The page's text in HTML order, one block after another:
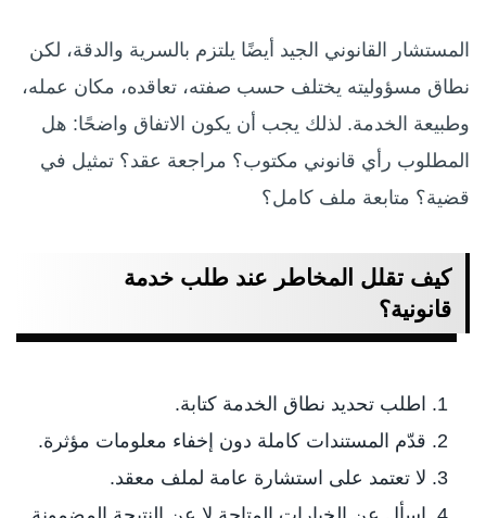
المستشار القانوني الجيد أيضًا يلتزم بالسرية والدقة، لكن
نطاق مسؤوليته يختلف حسب صفته، تعاقده، مكان عمله،
وطبيعة الخدمة. لذلك يجب أن يكون الاتفاق واضحًا: هل
المطلوب رأي قانوني مكتوب؟ مراجعة عقد؟ تمثيل في
قضية؟ متابعة ملف كامل؟
كيف تقلل المخاطر عند طلب خدمة
قانونية؟
اطلب تحديد نطاق الخدمة كتابة.
قدّم المستندات كاملة دون إخفاء معلومات مؤثرة.
لا تعتمد على استشارة عامة لملف معقد.